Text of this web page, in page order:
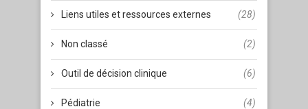
Liens utiles et ressources externes (28)
Non classé (2)
Outil de décision clinique (6)
Pédiatrie (4)